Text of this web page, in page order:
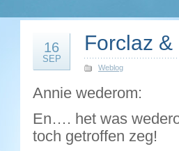
16
SEP
Forclaz
Weblog
Annie wederom:
En…. het was
toch getroffen zeg!